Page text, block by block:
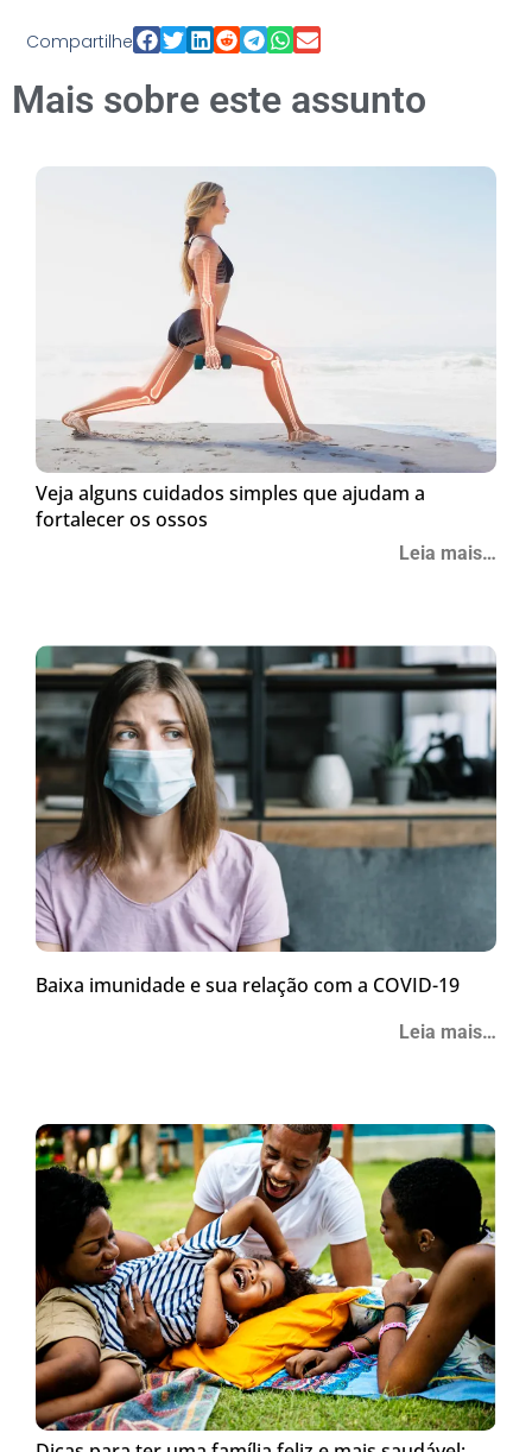
Compartilhe
Mais sobre este assunto
Veja alguns cuidados simples que ajudam a
fortalecer os ossos
Leia mais…
Baixa imunidade e sua relação com a COVID-19
Leia mais…